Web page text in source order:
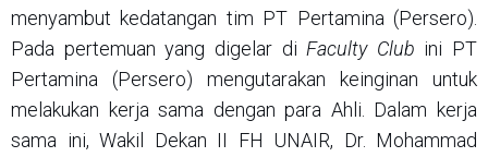
menyambut kedatangan tim PT Pertamina (Persero).
Pada pertemuan yang digelar di Faculty Club ini PT
Pertamina (Persero) mengutarakan keinginan untuk
melakukan kerja sama dengan para Ahli. Dalam kerja
sama ini, Wakil Dekan II FH UNAIR, Dr. Mohammad